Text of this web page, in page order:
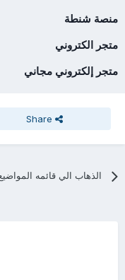
منصة شنطة
متجر الكتروني
متجر إلكتروني مجاني
Share
الذهاب الي قائمه المواضيع